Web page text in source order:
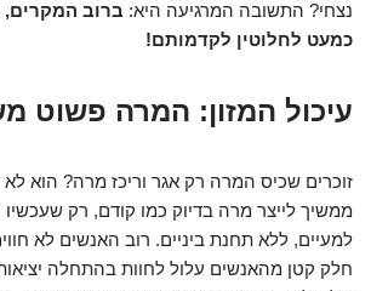
נצחי? התשובה המרגיעה היא: ברוב המקרים,
כמעט לחלוטין לקדמותם!
עיכול המזון: המרה פשוט
זוכרים שכיס המרה רק אגר וריכז מרה? הוא
ממשיך לייצר מרה בדיוק כמו קודם, רק שעכשיו
למעיים, ללא תחנת ביניים. רוב האנשים לא
חלק קטן מהאנשים עלול לחוות בהתחלה